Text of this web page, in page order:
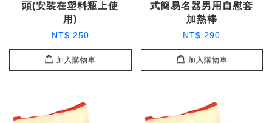
頭(安裝在塑料瓶上使
用)
NT$ 250
加入購物車
式簡易名器男用自慰套
加熱棒
NT$ 290
加入購物車